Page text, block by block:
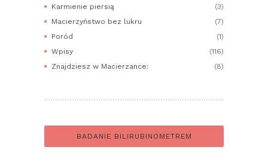
Karmienie piersią
(3)
Macierzyństwo bez lukru
(7)
Poród
(1)
Wpisy
(116)
Znajdziesz w Macierzance:
(8)
BADANIE BILIRUBINOMETREM